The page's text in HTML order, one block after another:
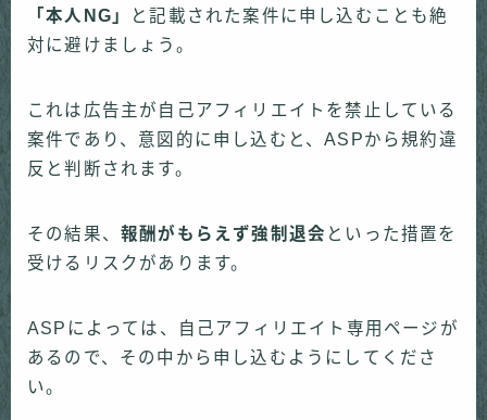
「本人NG」
と記載された案件に申し込むことも絶
対に避けましょう。
これは広告主が自己アフィリエイトを禁止している
案件であり、意図的に申し込むと、ASPから規約違
反と判断されます。
その結果、 報酬がもらえず強制退会 といった措置を
受けるリスクがあります。
ASPによっては、自己アフィリエイト専用ページが
あるので、その中から申し込むようにしてくださ
い。